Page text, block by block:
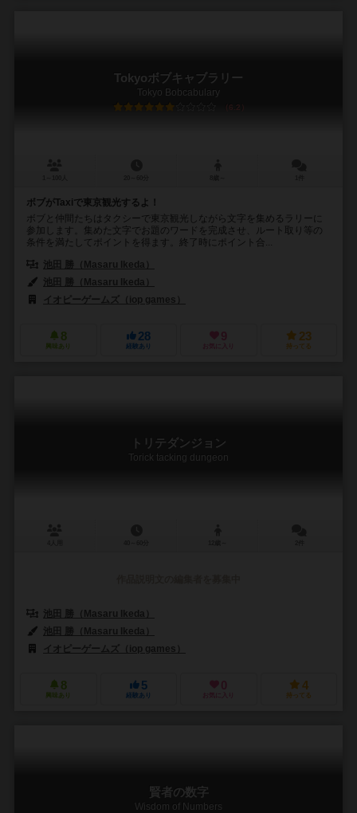
Tokyoボブキャブラリー
Tokyo Bobcabulary
6.2
ボブがTaxiで東京観光するよ！
ボブと仲間たちはタクシーで東京観光しながら文字を集めるラリーに
参加します。集めた文字でお題のワードを完成させ、ルート取り等の
条件を満たしてポイントを得ます。終了時にポイント合...
池田 勝（Masaru Ikeda）
池田 勝（Masaru Ikeda）
イオピーゲームズ（iop games）
8
興味あり
28
経験あり
9
お気に入り
23
持ってる
トリテダンジョン
Torick tacking dungeon
池田 勝（Masaru Ikeda）
池田 勝（Masaru Ikeda）
イオピーゲームズ（iop games）
8
興味あり
5
経験あり
0
お気に入り
4
持ってる
賢者の数字
Wisdom of Numbers